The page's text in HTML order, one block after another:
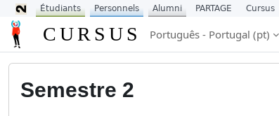
Ir para o conteúdo principal
CURSUS Português - Portugal ‎(pt)‎
Semestre 2
Étudiants Personnels Alumni PARTAGE Cursus